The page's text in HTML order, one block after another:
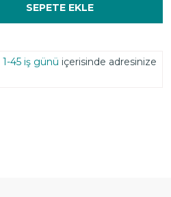
SEPETE EKLE
1-45 iş günü içerisinde adresinize